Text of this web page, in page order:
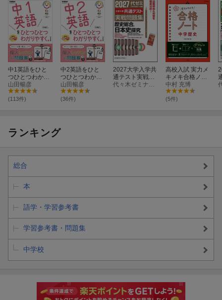
アウトプット専用問題集
中3理科
アウトプット専用問
中学社会［地理］
定価 (税込) 1,430円 1,320円
更新日：2026年05月19日
中1英語をひと
つひとつわかり
やすく。改訂版
山田暢彦
(113件)
中2英語をひと
つひとつわかり
やすく。改訂版
山田暢彦
(36件)
2027大学入学共
通テスト実戦問
題集 歴史総
高校入試 実力メ
キメキ合格ノー
ト 中学歴史
中村 充博
(5件)
ランキング
総合
本
語学・学習参考書
学習参考書・問題集
中学校